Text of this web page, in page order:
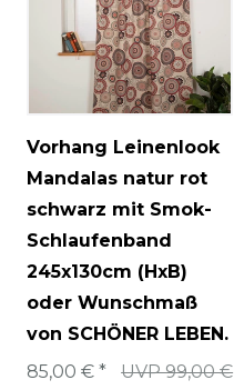
Vorhang Leinenlook
Mandalas natur rot
schwarz mit Smok-
Schlaufenband
245x130cm (HxB)
oder Wunschmaß
von SCHÖNER LEBEN.
UVP 99,00 €
85,00 € *